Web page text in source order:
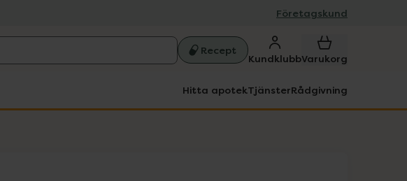
Företagskund
Recept
KundklubbVarukorg
Hitta apotekTjänsterRådgivning